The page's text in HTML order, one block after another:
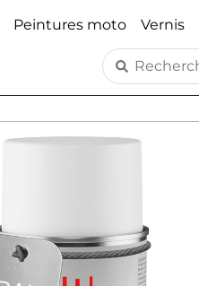
Peintures moto Vernis